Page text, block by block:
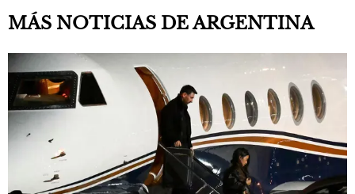
MÁS NOTICIAS DE ARGENTINA